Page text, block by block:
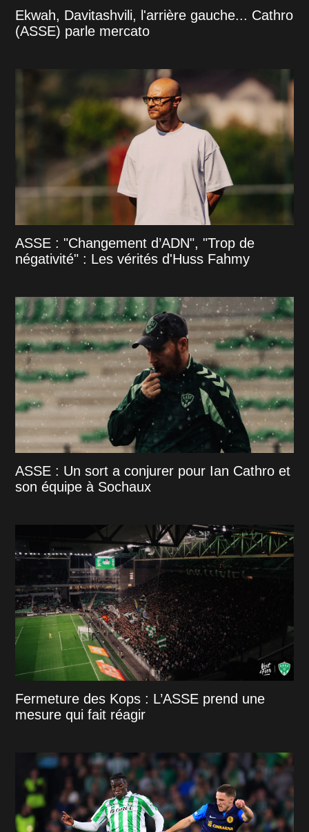
Ekwah, Davitashvili, l'arrière gauche... Cathro
(ASSE) parle mercato
ASSE : "Changement d’ADN", "Trop de
négativité" : Les vérités d'Huss Fahmy
ASSE : Un sort a conjurer pour Ian Cathro et
son équipe à Sochaux
Fermeture des Kops : L’ASSE prend une
mesure qui fait réagir